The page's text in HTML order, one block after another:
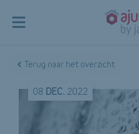
Terug naar het overzicht
08 DEC. 2022